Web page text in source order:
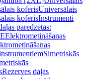
koferisUniversālais
koferisInstrumenti
paredzētas:
Elektrometināšanas
Simetriskās
Rezerves daļas